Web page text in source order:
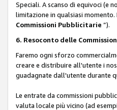
Speciali. A scanso di equivoci (e
limitazione in qualsiasi
Commissioni Pubblicitarie ”).
6. Resoconto delle
Faremo ogni sforzo
creare e distribuire all'utente i
guadagnate dall'utente durante
Le entrate da commissioni
valuta locale più vicino (ad